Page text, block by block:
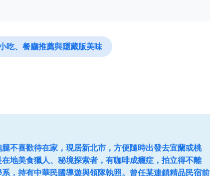
吃、餐廳推薦與隱藏版美味
不喜歡待在家，現居新北市，方便隨時出發去宜蘭或桃
地美食獵人、秘境探索者，有咖啡成癮症，拍立得不離
，持有中華民國導遊與領隊執照。曾任某連鎖精品民宿前